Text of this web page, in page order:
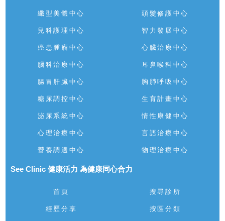
纖型美體中心 頭髮修護中心
兒科護理中心 智力發展中心
癌患腫瘤中心 心臟治療中心
腦科治療中心 耳鼻喉科中心
腸胃肝臟中心 胸肺呼吸中心
糖尿調控中心 生育計畫中心
泌尿系統中心 情性康健中心
心理治療中心 言語治療中心
營養調適中心 物理治療中心
See Clinic 健康活力 為健康同心合力
首頁 搜尋診所
經歷分享 按區分類